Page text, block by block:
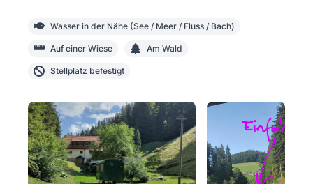
Wasser in der Nähe (See / Meer / Fluss / Bach)
Auf einer Wiese Am Wald
Stellplatz befestigt